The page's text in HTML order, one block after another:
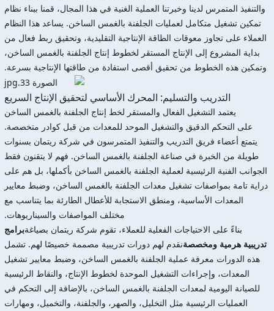
والتنفيذ المتمرس لدينا وخبرتنا العملية الغنية في هذا المجال، قمنا ببناء نظام
تمكين تشغيل متكامل لعمليات الجلفنة بالغمس الساخن. يساعد هذا النظام
العملاء على تجاوز معوقات الطاقة الإنتاجية التقليدية، وتحقيق ربط فعال من
بداية المشروع إلى الإنتاج المستقر لخطوط إنتاج الجلفنة بالغمس الساخن،
وتمكين هذه الخطوط من تحقيق أقصى استفادة من طاقتها الإنتاجية بسرعة.
التدريب والتسليم: المحرك الأساسي لتحقيق الإنتاج السريع
يعتمد التشغيل الفعال والمستقر لخط إنتاج الجلفنة بالغمس الساخن
على التحكم الدقيق والتشغيل الموحد للمعدات من قبل كوادر متخصصة.
يتمتع أعضاء فريق التدريب والتنفيذ المتمرسون في شركة ريتمان بسنوات
طويلة من الخبرة في صناعة الجلفنة بالغمس الساخن. فهم لا يتقنون فقط
الجوانب الفنية الرئيسية لعملية الجلفنة بالغمس الساخن بأكملها، بل هم على
دراية تامة بمواصفات تشغيل معدات الجلفنة بالغمس الساخن، وضبط معايير
المعدات الأساسية، ومنطق الاستجابة للأعطال الطارئة بما يتناسب مع
مختلف المواصفات والسيناريوهات.
بناءً على الاحتياجات الفعلية للعملاء، تقوم شركة ريتمان بصياغةبرامج
تدريبية هرمية ومخصصةنقدم لهم دورات تدريبية مصممة خصيصًا لهم. تشمل
هذه الدورات معرفة عملية الجلفنة بالغمس الساخن، وضبط معايير تشغيل
المعدات، وإجراءات التشغيل الموحدة لخطوط الإنتاج، والنقاط الرئيسية
للصيانة اليومية لمعدات الجلفنة بالغمس الساخن، بالإضافة إلى التحكم في
العمليات الرئيسية مثل التخليل، والصهر، والجلفنة، والتخميل، ومهارات